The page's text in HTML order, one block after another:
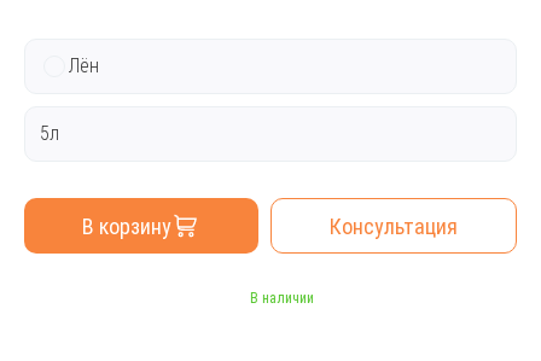
Лён
5л
В корзину Консультация
В наличии